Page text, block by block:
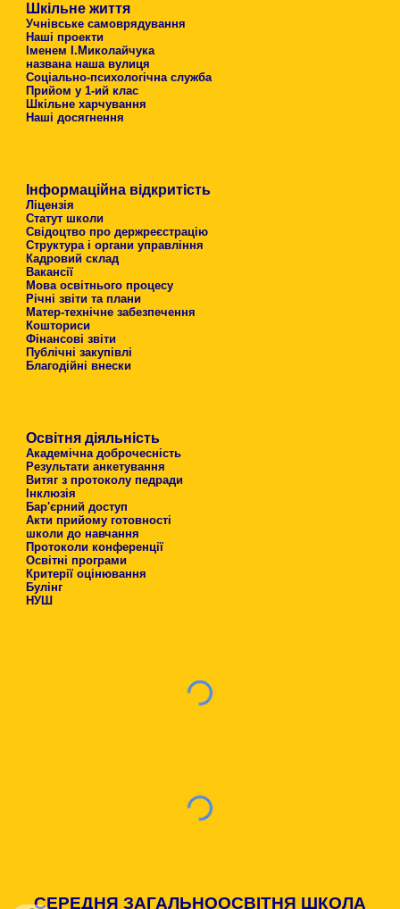
Шкільне життя
Учнівське самоврядування
Наші проекти
Іменем І.Миколайчука
названа наша вулиця
Соціально-психологічна служба
Прийом у 1-ий клас
Шкільне харчування
Наші досягнення
Інформаційна відкритість
Ліцензія
Статут школи
Свідоцтво про держреєстрацію
Структура і органи управління
Кадровий склад
Вакансії
Мова освітнього процесу
Річні звіти та плани
Матер-технічне забезпечення
Кошториси
Фінансові звіти
Публічні закупівлі
Благодійні внески
Освітня діяльність
Академічна доброчесність
Результати анкетування
Витяг з протоколу педради
Інклюзія
Бар'єрний доступ
Акти прийому готовності
школи до навчання
Протоколи конференції
Освітні програми
Критерії оцінювання
Булінг
НУШ
СЕРЕДНЯ ЗАГАЛЬНООСВІТНЯ ШКОЛА